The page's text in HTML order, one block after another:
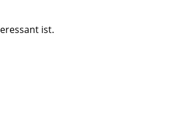
ist.